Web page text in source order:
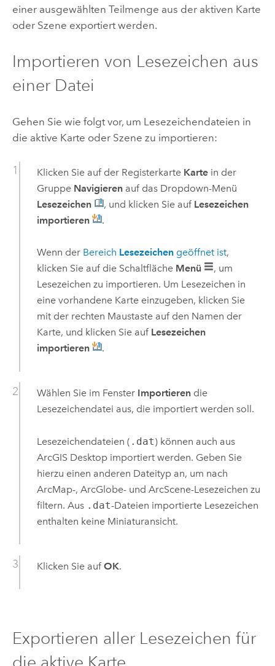
einer ausgewählten Teilmenge aus der aktiven Karte
oder Szene exportiert werden.
Importieren von Lesezeichen aus
einer Datei
Gehen Sie wie folgt vor, um Lesezeichendateien in
die aktive Karte oder Szene zu importieren:
Klicken Sie auf der Registerkarte Kartein der
Gruppe Navigierenauf das Dropdown-Menü
Lesezeichen
, und klicken Sie auf Lesezeichen
importieren
.
Wenn der Bereich Lesezeichengeöffnet ist,
klicken Sie auf die Schaltfläche Menü
, um
Lesezeichen zu importieren. Um Lesezeichen in
eine vorhandene Karte einzugeben, klicken Sie
mit der rechten Maustaste auf den Namen der
Karte, und klicken Sie auf Lesezeichen
importieren
.
Wählen Sie im Fenster Importierendie
Lesezeichendatei aus, die importiert werden soll.
Lesezeichendateien ( .dat) können auch aus
ArcGIS Desktopimportiert werden. Geben Sie
hierzu einen anderen Dateityp an, um nach
ArcMap-, ArcGlobe- und ArcScene-Lesezeichen zu
filtern. Aus .dat-Dateien importierte Lesezeichen
enthalten keine Miniaturansicht.
Klicken Sie auf OK.
Exportieren aller Lesezeichen für